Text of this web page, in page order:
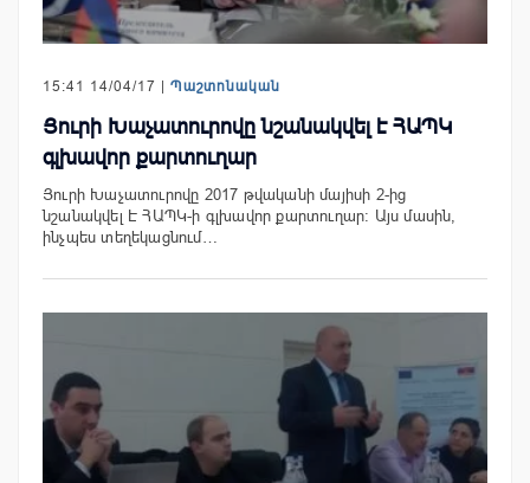
15:41 14/04/17 | Պաշտոնական
Յուրի Խաչատուրովը նշանակվել է ՀԱՊԿ
գլխավոր քարտուղար
Յուրի Խաչատուրովը 2017 թվականի մայիսի 2-ից
նշանակվել Է ՀԱՊԿ-ի գլխավոր քարտուղար: Այս մասին,
ինչպես տեղեկացնում…